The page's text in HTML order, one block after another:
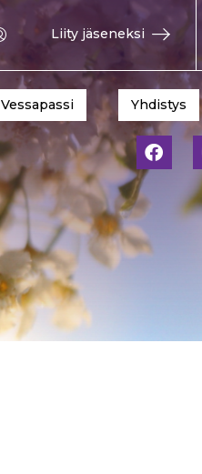
Liity jäseneksi
Vessapassi Yhdistys